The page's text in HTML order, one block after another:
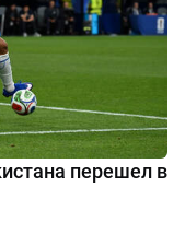
перешел в